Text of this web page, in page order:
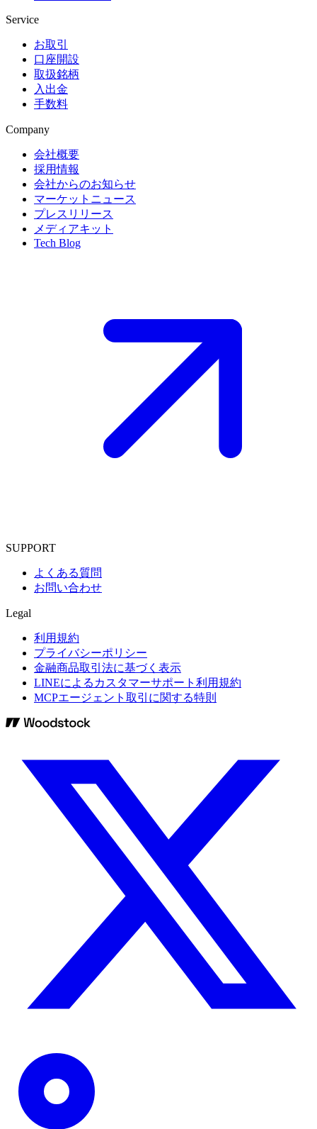
Service
お取引
口座開設
取扱銘柄
入出金
手数料
Company
会社概要
採用情報
会社からのお知らせ
マーケットニュース
プレスリリース
メディアキット
Tech Blog
SUPPORT
よくある質問
お問い合わせ
Legal
利用規約
プライバシーポリシー
金融商品取引法に基づく表示
LINEによるカスタマーサポート利用規約
MCPエージェント取引に関する特則